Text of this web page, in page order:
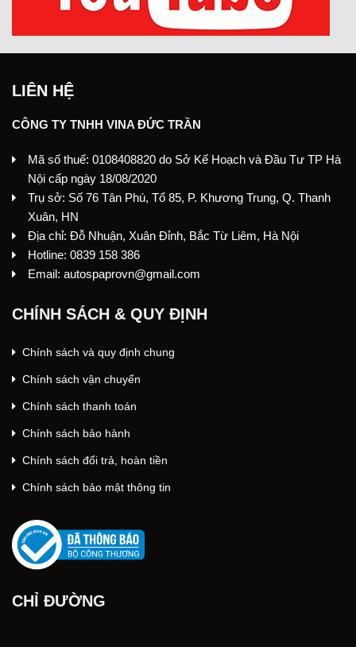
LIÊN HỆ
CÔNG TY TNHH VINA ĐỨC TRẦN
Mã số thuế: 0108408820 do Sở Kế Hoạch và Đầu Tư TP Hà
Nội cấp ngày 18/08/2020
Trụ sở: Số 76 Tân Phú, Tổ 85, P. Khương Trung, Q. Thanh
Xuân, HN
Địa chỉ: Đỗ Nhuận, Xuân Đỉnh, Bắc Từ Liêm, Hà Nội
Hotline: 0839 158 386
Email: autospaprovn@gmail.com
CHÍNH SÁCH & QUY ĐỊNH
Chính sách và quy định chung
Chính sách vận chuyển
Chính sách thanh toán
Chính sách bảo hành
Chính sách đổi trả, hoàn tiền
Chính sách bảo mật thông tin
CHỈ ĐƯỜNG